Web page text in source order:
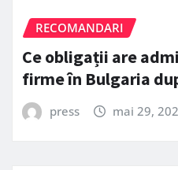
RECOMANDARI
Ce obligații are
firme în Bulgaria
press mai 29,